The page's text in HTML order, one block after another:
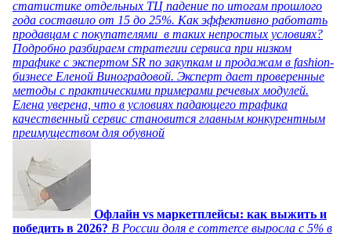
статистике отдельных ТЦ падение по итогам прошлого
года составило от 15 до 25%. Как эффективно работать
продавцам с покупателями в таких непростых условиях?
Подробно разбираем стратегии сервиса при низком
трафике с экспертом SR по закупкам и продажам в fashion-
бизнесе Еленой Виноградовой. Эксперт дает проверенные
методы с практическими примерами речевых модулей.
Елена уверена, что в условиях падающего трафика
качественный сервис становится главным конкурентным
преимуществом для обувной
Офлайн vs маркетплейсы: как выжить и
победить в 2026? В России доля e commerce выросла с 5% в